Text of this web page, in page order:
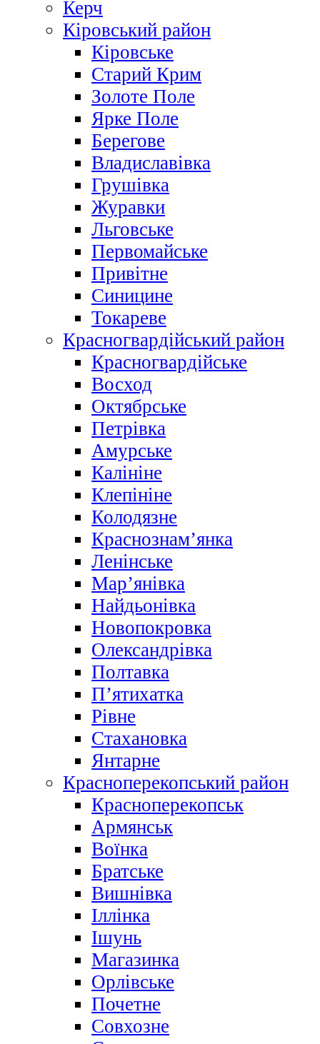
Керч
Кіровський район
Кіровське
Старий Крим
Золоте Поле
Ярке Поле
Берегове
Владиславівка
Грушівка
Журавки
Льговське
Первомайське
Привітне
Синицине
Токареве
Красногвардійський район
Красногвардійське
Восход
Октябрське
Петрівка
Амурське
Калініне
Клепініне
Колодязне
Краснознам’янка
Ленінське
Мар’янівка
Найдьонівка
Новопокровка
Олександрівка
Полтавка
П’ятихатка
Рівне
Стахановка
Янтарне
Красноперекопський район
Красноперекопськ
Армянськ
Воїнка
Братське
Вишнівка
Іллінка
Ішунь
Магазинка
Орлівське
Почетне
Совхозне